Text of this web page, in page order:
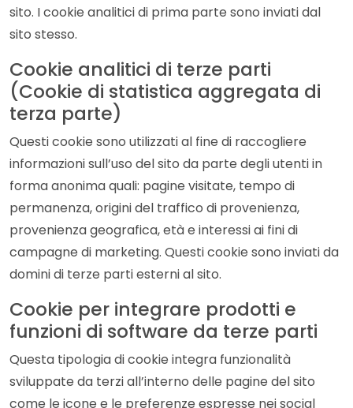
sito. I cookie analitici di prima parte sono inviati dal
sito stesso.
Cookie analitici di terze parti
(Cookie di statistica aggregata di
terza parte)
Questi cookie sono utilizzati al fine di raccogliere
informazioni sull’uso del sito da parte degli utenti in
forma anonima quali: pagine visitate, tempo di
permanenza, origini del traffico di provenienza,
provenienza geografica, età e interessi ai fini di
campagne di marketing. Questi cookie sono inviati da
domini di terze parti esterni al sito.
Cookie per integrare prodotti e
funzioni di software da terze parti
Questa tipologia di cookie integra funzionalità
sviluppate da terzi all’interno delle pagine del sito
come le icone e le preferenze espresse nei social